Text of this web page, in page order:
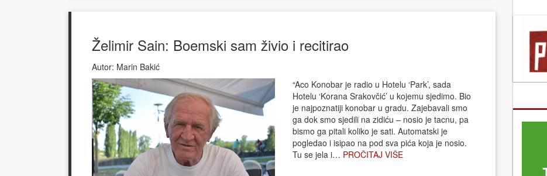
Želimir Sain: Boemski sam živio i recitirao
Autor: Marin Bakić
“Aco Konobar je radio u Hotelu ‘Park’, sada
Hotelu ‘Korana Srakovčić’ u kojemu sjedimo. Bio
je najpoznatiji konobar u gradu. Zajebavali smo
ga dok smo sjedili na zidiću – nosio je tacnu, pa
bismo ga pitali koliko je sati. Automatski je
pogledao i isipao na pod sva pića koja je nosio.
Tu se jela i… PROČITAJ VIŠE